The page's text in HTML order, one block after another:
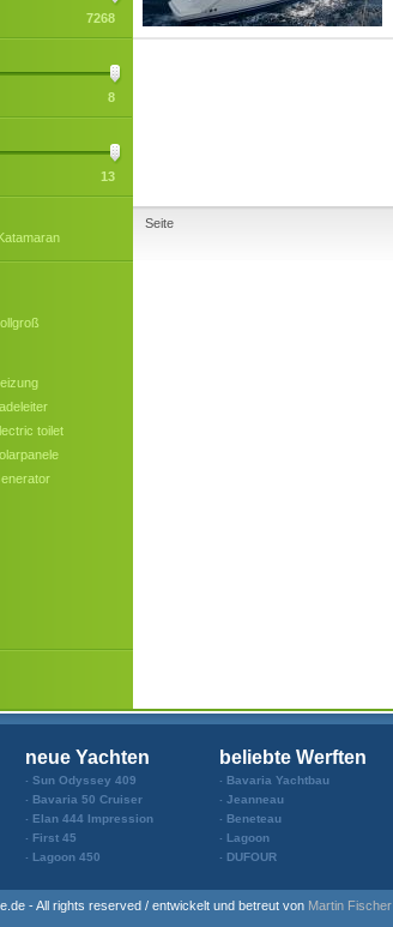
Seite
7268
8
13
toilet
neue Yachten
Sun Odyssey 409
Bavaria 50 Cruiser
Elan 444 Impression
First 45
Lagoon 450
beliebte Werften
Bavaria Yachtbau
Jeanneau
Beneteau
Lagoon
DUFOUR
- All rights reserved / entwickelt und betreut von Martin Fischer